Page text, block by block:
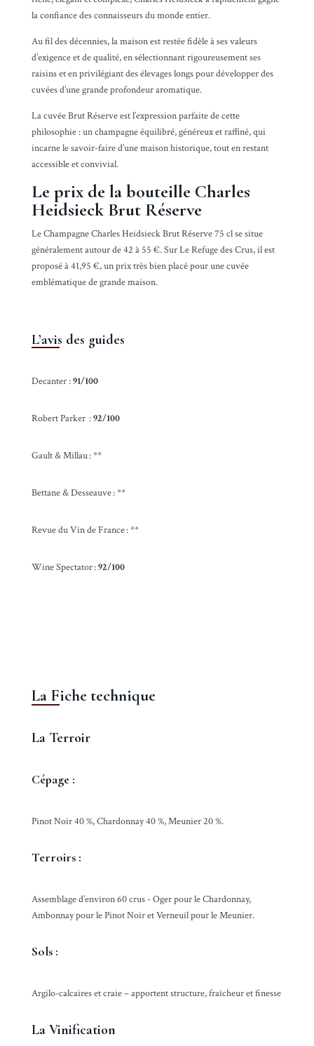
la confiance des connaisseurs du monde entier.
Au fil des décennies, la maison est restée fidèle à ses valeurs
d’exigence et de qualité, en sélectionnant rigoureusement ses
raisins et en privilégiant des élevages longs pour développer des
cuvées d’une grande profondeur aromatique.
La cuvée Brut Réserve est l’expression parfaite de cette
philosophie : un champagne équilibré, généreux et raffiné, qui
incarne le savoir-faire d’une maison historique, tout en restant
accessible et convivial.
Le prix de la bouteille Charles
Heidsieck Brut Réserve
Le Champagne Charles Heidsieck Brut Réserve 75 cl se situe
généralement autour de 42 à 55 €. Sur Le Refuge des Crus, il est
proposé à 41,95 €, un prix très bien placé pour une cuvée
emblématique de grande maison.
L’avis des guides
Decanter :91/100
Robert Parker :92/100
Gault & Millau : **
Bettane & Desseauve : **
Revue du Vin de France : **
Wine Spectator :92/100
La Fiche technique
La Terroir
Cépage :
Pinot Noir 40 %, Chardonnay 40 %, Meunier 20 %.
Terroirs :
Assemblage d’environ 60 crus - Oger pour le Chardonnay,
Ambonnay pour le Pinot Noir et Verneuil pour le Meunier.
Sols :
Argilo-calcaires et craie – apportent structure, fraîcheur et finesse
La Vinification